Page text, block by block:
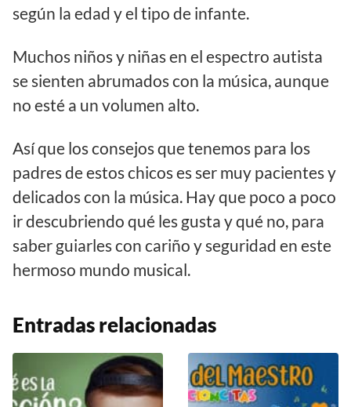
según la edad y el tipo de infante.
Muchos niños y niñas en el espectro autista
se sienten abrumados con la música, aunque
no esté a un volumen alto.
Así que los consejos que tenemos para los
padres de estos chicos es ser muy pacientes y
delicados con la música. Hay que poco a poco
ir descubriendo qué les gusta y qué no, para
saber guiarles con cariño y seguridad en este
hermoso mundo musical.
Entradas relacionadas